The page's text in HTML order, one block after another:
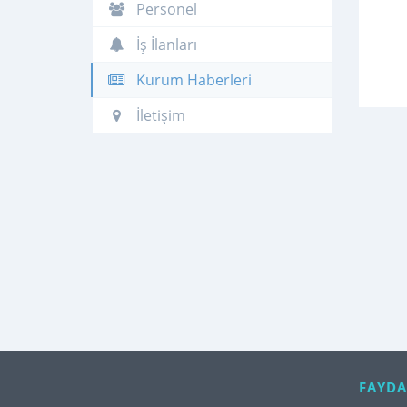
Personel
İş İlanları
Kurum Haberleri
İletişim